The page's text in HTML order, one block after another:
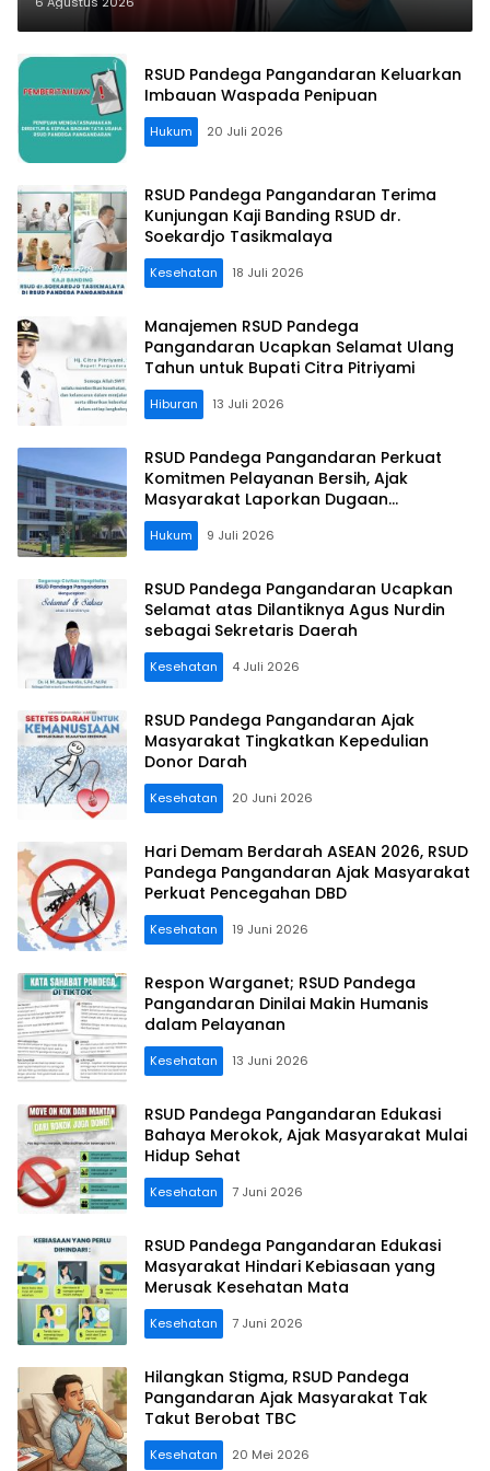
Gratis Ditanggung BPJS
RSUD Pandega Pangandaran Keluarkan
Imbauan Waspada Penipuan
Hukum 20 Juli 2026
RSUD Pandega Pangandaran Terima
Kunjungan Kaji Banding RSUD dr.
Soekardjo Tasikmalaya
Kesehatan 18 Juli 2026
Manajemen RSUD Pandega
Pangandaran Ucapkan Selamat Ulang
Tahun untuk Bupati Citra Pitriyami
Hiburan 13 Juli 2026
RSUD Pandega Pangandaran Perkuat
Komitmen Pelayanan Bersih, Ajak
Masyarakat Laporkan Dugaan
Pelanggaran Lewat WBS
Hukum 9 Juli 2026
RSUD Pandega Pangandaran Ucapkan
Selamat atas Dilantiknya Agus Nurdin
sebagai Sekretaris Daerah
Kesehatan 4 Juli 2026
RSUD Pandega Pangandaran Ajak
Masyarakat Tingkatkan Kepedulian
Donor Darah
Kesehatan 20 Juni 2026
Hari Demam Berdarah ASEAN 2026, RSUD
Pandega Pangandaran Ajak Masyarakat
Perkuat Pencegahan DBD
Kesehatan 19 Juni 2026
Respon Warganet; RSUD Pandega
Pangandaran Dinilai Makin Humanis
dalam Pelayanan
Kesehatan 13 Juni 2026
RSUD Pandega Pangandaran Edukasi
Bahaya Merokok, Ajak Masyarakat Mulai
Hidup Sehat
Kesehatan 7 Juni 2026
RSUD Pandega Pangandaran Edukasi
Masyarakat Hindari Kebiasaan yang
Merusak Kesehatan Mata
Kesehatan 7 Juni 2026
Hilangkan Stigma, RSUD Pandega
Pangandaran Ajak Masyarakat Tak
Takut Berobat TBC
Kesehatan 20 Mei 2026